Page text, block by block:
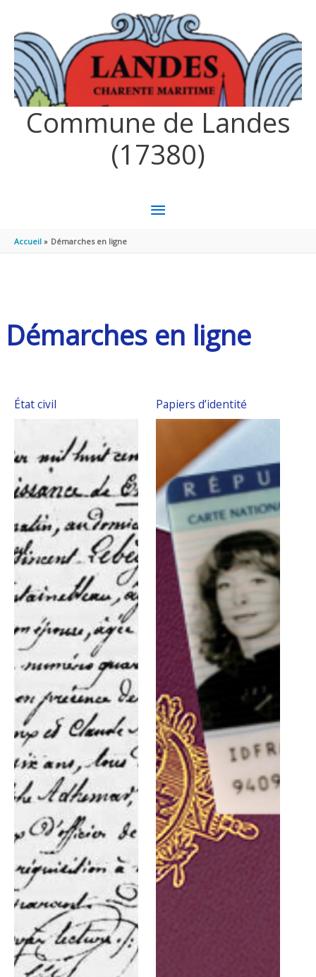
Commune de Landes
(17380)
MENU
Accueil Démarches en ligne
Démarches en ligne
État civil Papiers d’identité